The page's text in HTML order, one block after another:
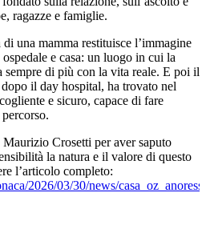
ragazze e famiglie.
una mamma restituisce l’immagine
e casa: un luogo in cui la
sempre di più con la vita reale. E poi il
il day hospital, ha trovato nel
e sicuro, capace di fare
Crosetti per aver saputo
la natura e il valore di questo
l’articolo completo:
2026/03/30/news/